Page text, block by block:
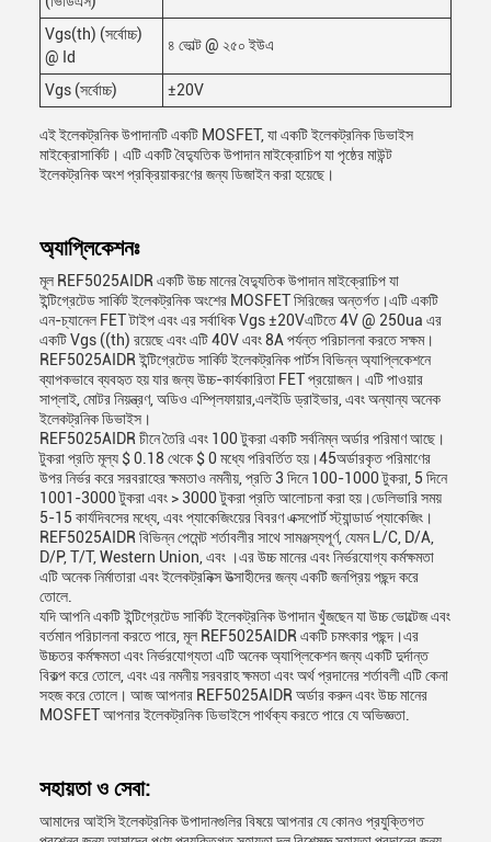
Vgs(th) (সর্বোচ্চ)
@ Id
৪ ভোল্ট @ ২৫০ ইউএ
Vgs (সর্বোচ্চ) ±20V
এই ইলেকট্রনিক উপাদানটি একটি MOSFET, যা একটি ইলেকট্রনিক ডিভাইস
মাইক্রোসার্কিট। এটি একটি বৈদ্যুতিক উপাদান মাইক্রোচিপ যা পৃষ্ঠের মাউন্ট
ইলেকট্রনিক অংশ প্রক্রিয়াকরণের জন্য ডিজাইন করা হয়েছে।
অ্যাপ্লিকেশনঃ
মূল REF5025AIDR একটি উচ্চ মানের বৈদ্যুতিক উপাদান মাইক্রোচিপ যা
ইন্টিগ্রেটেড সার্কিট ইলেকট্রনিক অংশের MOSFET সিরিজের অন্তর্গত।এটি একটি
এন-চ্যানেল FET টাইপ এবং এর সর্বাধিক Vgs ±20Vএটিতে 4V @ 250ua এর
একটি Vgs ((th) রয়েছে এবং এটি 40V এবং 8A পর্যন্ত পরিচালনা করতে সক্ষম।
REF5025AIDR ইন্টিগ্রেটেড সার্কিট ইলেকট্রনিক পার্টস বিভিন্ন অ্যাপ্লিকেশনে
ব্যাপকভাবে ব্যবহৃত হয় যার জন্য উচ্চ-কার্যকারিতা FET প্রয়োজন। এটি পাওয়ার
সাপ্লাই, মোটর নিয়ন্ত্রণ, অডিও এম্প্লিফায়ার,এলইডি ড্রাইভার, এবং অন্যান্য অনেক
ইলেকট্রনিক ডিভাইস।
REF5025AIDR চীনে তৈরি এবং 100 টুকরা একটি সর্বনিম্ন অর্ডার পরিমাণ আছে।
টুকরা প্রতি মূল্য $ 0.18 থেকে $ 0 মধ্যে পরিবর্তিত হয়।45অর্ডারকৃত পরিমাণের
উপর নির্ভর করে সরবরাহের ক্ষমতাও নমনীয়, প্রতি 3 দিনে 100-1000 টুকরা, 5 দিনে
1001-3000 টুকরা এবং > 3000 টুকরা প্রতি আলোচনা করা হয়।ডেলিভারি সময়
5-15 কার্যদিবসের মধ্যে, এবং প্যাকেজিংয়ের বিবরণ এক্সপোর্ট স্ট্যান্ডার্ড প্যাকেজিং।
REF5025AIDR বিভিন্ন পেমেন্ট শর্তাবলীর সাথে সামঞ্জস্যপূর্ণ, যেমন L/C, D/A,
D/P, T/T, Western Union, এবং ।এর উচ্চ মানের এবং নির্ভরযোগ্য কর্মক্ষমতা
এটি অনেক নির্মাতারা এবং ইলেকট্রনিক্স উত্সাহীদের জন্য একটি জনপ্রিয় পছন্দ করে
তোলে.
যদি আপনি একটি ইন্টিগ্রেটেড সার্কিট ইলেকট্রনিক উপাদান খুঁজছেন যা উচ্চ ভোল্টেজ এবং
বর্তমান পরিচালনা করতে পারে, মূল REF5025AIDR একটি চমৎকার পছন্দ।এর
উচ্চতর কর্মক্ষমতা এবং নির্ভরযোগ্যতা এটি অনেক অ্যাপ্লিকেশন জন্য একটি দুর্দান্ত
বিকল্প করে তোলে, এবং এর নমনীয় সরবরাহ ক্ষমতা এবং অর্থ প্রদানের শর্তাবলী এটি কেনা
সহজ করে তোলে। আজ আপনার REF5025AIDR অর্ডার করুন এবং উচ্চ মানের
MOSFET আপনার ইলেকট্রনিক ডিভাইসে পার্থক্য করতে পারে যে অভিজ্ঞতা.
সহায়তা ও সেবা:
আমাদের আইসি ইলেকট্রনিক উপাদানগুলির বিষয়ে আপনার যে কোনও প্রযুক্তিগত